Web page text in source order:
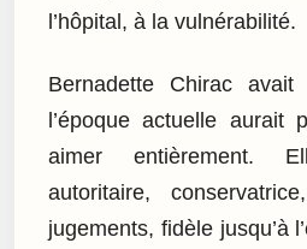
l’hôpital, à la vulnérabilité.
Bernadette Chirac
l’époque actuelle aurait
aimer entièrement.
autoritaire,
jugements, fidèle jusqu’à